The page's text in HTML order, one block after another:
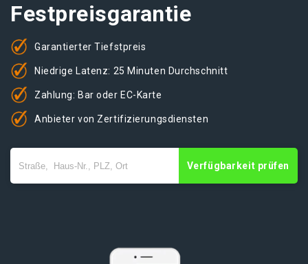
Festpreisgarantie
Garantierter Tiefstpreis
Niedrige Latenz: 25 Minuten Durchschnitt
Zahlung: Bar oder EC-Karte
Anbieter von Zertifizierungsdiensten
Verfügbarkeit prüfen